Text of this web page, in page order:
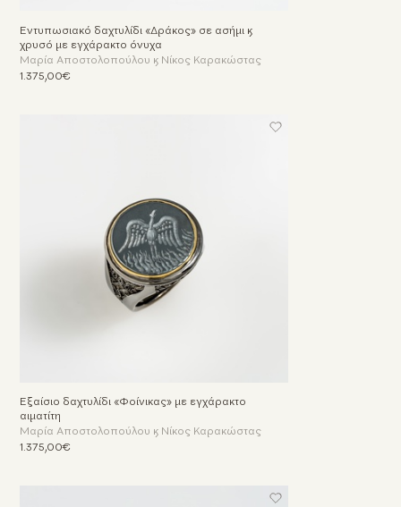
Εντυπωσιακό δαχτυλίδι «Δράκος» σε ασήμι &
χρυσό με εγχάρακτο όνυχα
Μαρία Αποστολοπούλου & Νίκος Καρακώστας
1.375,00€
Εξαίσιο δαχτυλίδι «Φοίνικας» με εγχάρακτο
αιματίτη
Μαρία Αποστολοπούλου & Νίκος Καρακώστας
1.375,00€